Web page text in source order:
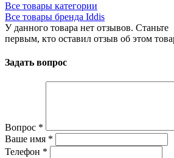
Все товары категории
Все товары бренда Iddis
У данного товара нет отзывов. Станьте
первым, кто оставил отзыв об этом
Задать вопрос
Вопрос *
Ваше имя *
Телефон *